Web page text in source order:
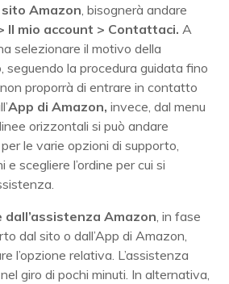
sito Amazon , bisognerà andare
Il mio account > Contattaci. A
selezionare il motivo della
la procedura guidata fino
proporrà di entrare in contatto
App di Amazon, invece, dal menu
orizzontali si può andare
per le varie opzioni di supporto,
e scegliere l’ordine per cui si
Amazon , in fase
dal sito o dall’App di Amazon,
l’opzione relativa. L’assistenza
giro di pochi minuti. In alternativa,